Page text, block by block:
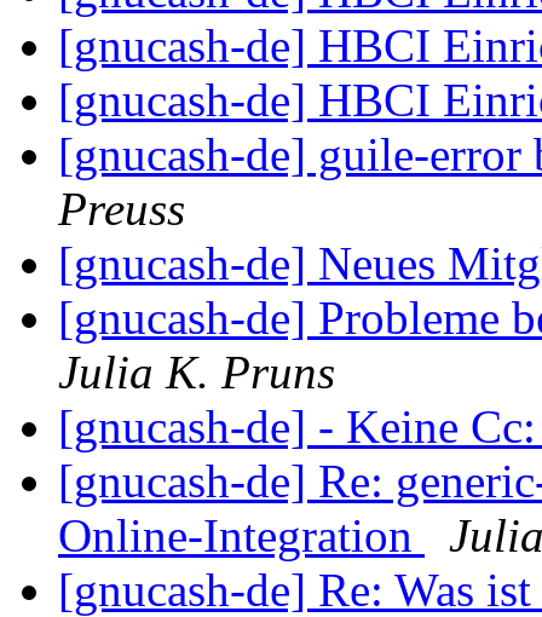
[gnucash-de] HBCI
[gnucash-de] HBCI
[gnucash-de] guile-
Preuss
[gnucash-de] Neues
[gnucash-de] Probleme
Julia K. Pruns
[gnucash-de] - Keine
[gnucash-de] Re:
Online-Integration
[gnucash-de] Re: Was